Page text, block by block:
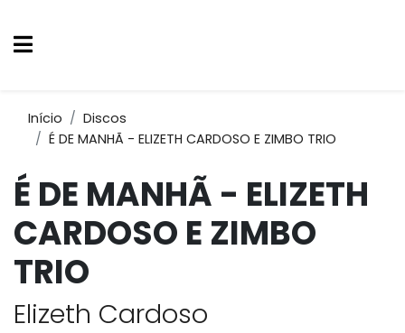
Início
Discos
É DE MANHÃ - ELIZETH CARDOSO E ZIMBO TRIO
É DE MANHÃ - ELIZETH
CARDOSO E ZIMBO
TRIO
Elizeth Cardoso